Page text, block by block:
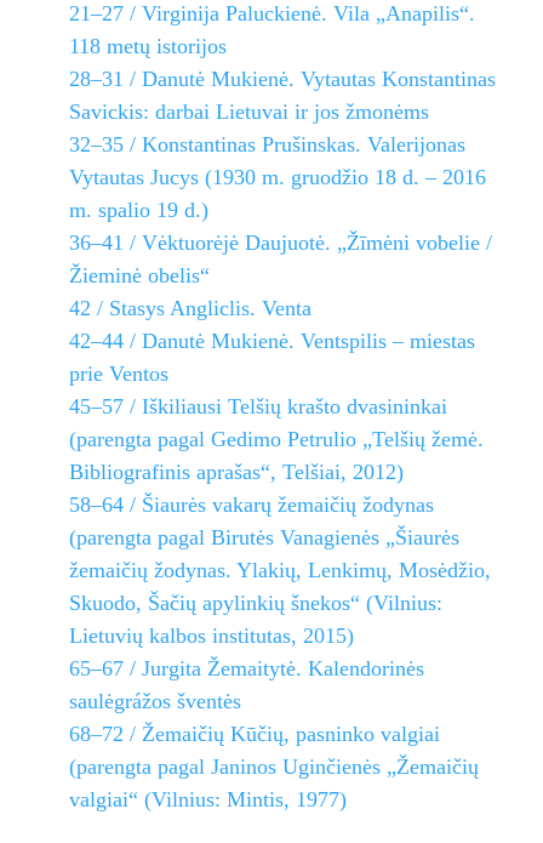
21–27 / Virginija Paluckienė. Vila „Anapilis“.
118 metų istorijos
28–31 / Danutė Mukienė. Vytautas Konstantinas
Savickis: darbai Lietuvai ir jos žmonėms
32–35 / Konstantinas Prušinskas. Valerijonas
Vytautas Jucys (1930 m. gruodžio 18 d. – 2016
m. spalio 19 d.)
36–41 / Vėktuorėjė Daujuotė. „Žīmėni vobelie /
Žieminė obelis“
42 / Stasys Angliclis. Venta
42–44 / Danutė Mukienė. Ventspilis – miestas
prie Ventos
45–57 / Iškiliausi Telšių krašto dvasininkai
(parengta pagal Gedimo Petrulio „Telšių žemė.
Bibliografinis aprašas“, Telšiai, 2012)
58–64 / Šiaurės vakarų žemaičių žodynas
(parengta pagal Birutės Vanagienės „Šiaurės
žemaičių žodynas. Ylakių, Lenkimų, Mosėdžio,
Skuodo, Šačių apylinkių šnekos“ (Vilnius:
Lietuvių kalbos institutas, 2015)
65–67 / Jurgita Žemaitytė. Kalendorinės
saulėgrážos šventės
68–72 / Žemaičių Kūčių, pasninko valgiai
(parengta pagal Janinos Uginčienės „Žemaičių
valgiai“ (Vilnius: Mintis, 1977)